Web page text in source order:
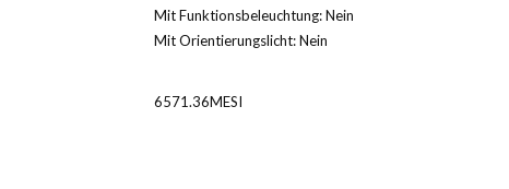
Mit Funktionsbeleuchtung: Nein
Mit Orientierungslicht: Nein
6571.36MESI